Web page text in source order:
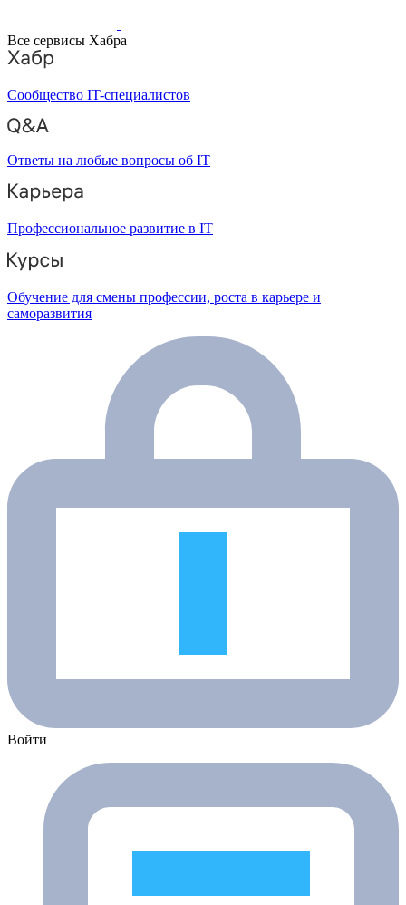
Все сервисы Хабра
Сообщество IT-специалистов
Ответы на любые вопросы об IT
Профессиональное развитие в IT
Обучение для смены профессии, роста в карьере и
саморазвития
Войти